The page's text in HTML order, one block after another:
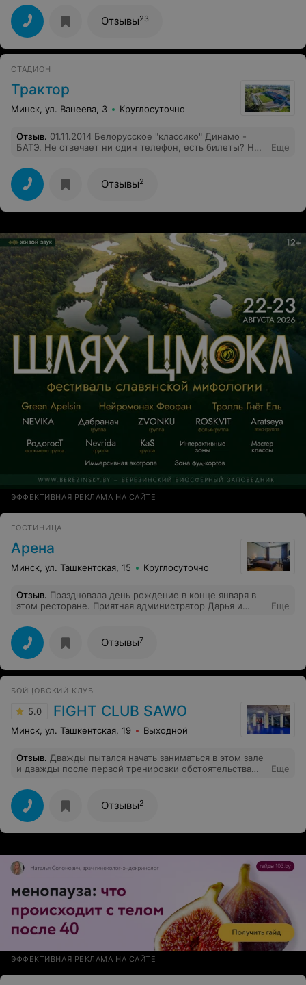
посмотреть нам всё показали, но ценник уже 60р, в
итоге девушка предложила скинуть примерное меню,
мы согласились, ждали дня 4, в итоге сами позвонили,
напомнили о себе, сказали скинут, опять не скинули,
писали, был игнор, опять звонили нас уверели что вы
вам скинем, прошла неделя, никто не позвонил, не
рекомендую данное заведение.
Отзывы23
СТАДИОН
Трактор
Минск, ул. Ванеева, 3 Круглосуточно
Отзыв. 01.11.2014 Белорусское "классико" Динамо -
БАТЭ. Не отвечает ни один телефон, есть билеты? Нет
футбол народ не ходит... Совок...
Еще
Отзывы2
ЭФФЕКТИВНАЯ РЕКЛАМА НА САЙТЕ
ГОСТИНИЦА
Арена
Минск, ул. Ташкентская, 15 Круглосуточно
Отзыв. Праздновала день рождение в конце января в
этом ресторане. Приятная администратор Дарья и
проведения праздника. Кухня - все очень вкусно.
Хороший интерьер с приятной обстановкой. Осталась
очень довольна приемлемыми ценами, кухней и
обслуживанием. Огромное спасибо всем работникам
заведения.
Еще
Отзывы7
БОЙЦОВСКИЙ КЛУБ
5.0 FIGHT CLUB SAWO
Минск, ул. Ташкентская, 19 Выходной
Отзыв. Дважды пытался начать заниматься в этом зале
и дважды после первой тренировки обстоятельства
хотя зал просто шикарен, атмосфера прекрасная и
цена более чем демократичная.
Еще
Отзывы2
ЭФФЕКТИВНАЯ РЕКЛАМА НА САЙТЕ